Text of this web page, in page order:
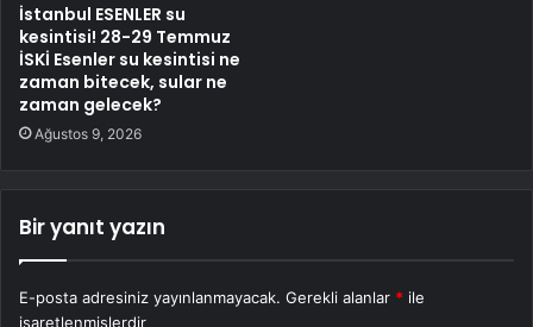
İstanbul ESENLER su
kesintisi! 28-29 Temmuz
İSKİ Esenler su kesintisi ne
zaman bitecek, sular ne
zaman gelecek?
Ağustos 9, 2026
Bir yanıt yazın
E-posta adresiniz yayınlanmayacak. Gerekli alanlar * ile
işaretlenmişlerdir